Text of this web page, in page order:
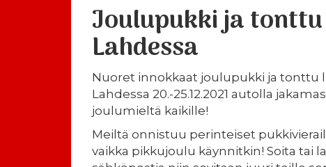
Joulupukki ja tonttu
Lahdessa
Nuoret innokkaat joulupukki ja tonttu
Lahdessa 20.-25.12.2021 autolla
joulumieltä kaikille!
Meiltä onnistuu perinteiset
vaikka pikkujoulu käynnitkin! Soita tai